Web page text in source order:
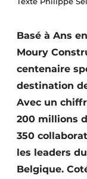
Video’s
Construction
Contrôle
Fondations
Basé à Ans
Moury
centenaire
destination
Avec un
200 millions
350
les leaders
Belgique.